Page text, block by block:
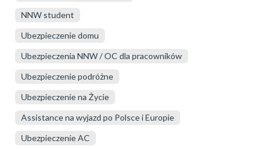
NNW student
Ubezpieczenie domu
Ubezpieczenia NNW / OC dla pracowników
Ubezpieczenie podróżne
Ubezpieczenie na Życie
Assistance na wyjazd po Polsce i Europie
Ubezpieczenie AC